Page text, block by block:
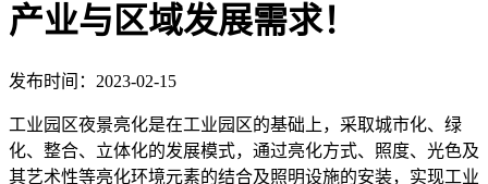
产业与区域发展需求！
发布时间：2023-02-15
工业园区夜景亮化是在工业园区的基础上，采取城市化、绿
化、整合、立体化的发展模式，通过亮化方式、照度、光色及
其艺术性等亮化环境元素的结合及照明设施的安装，实现工业